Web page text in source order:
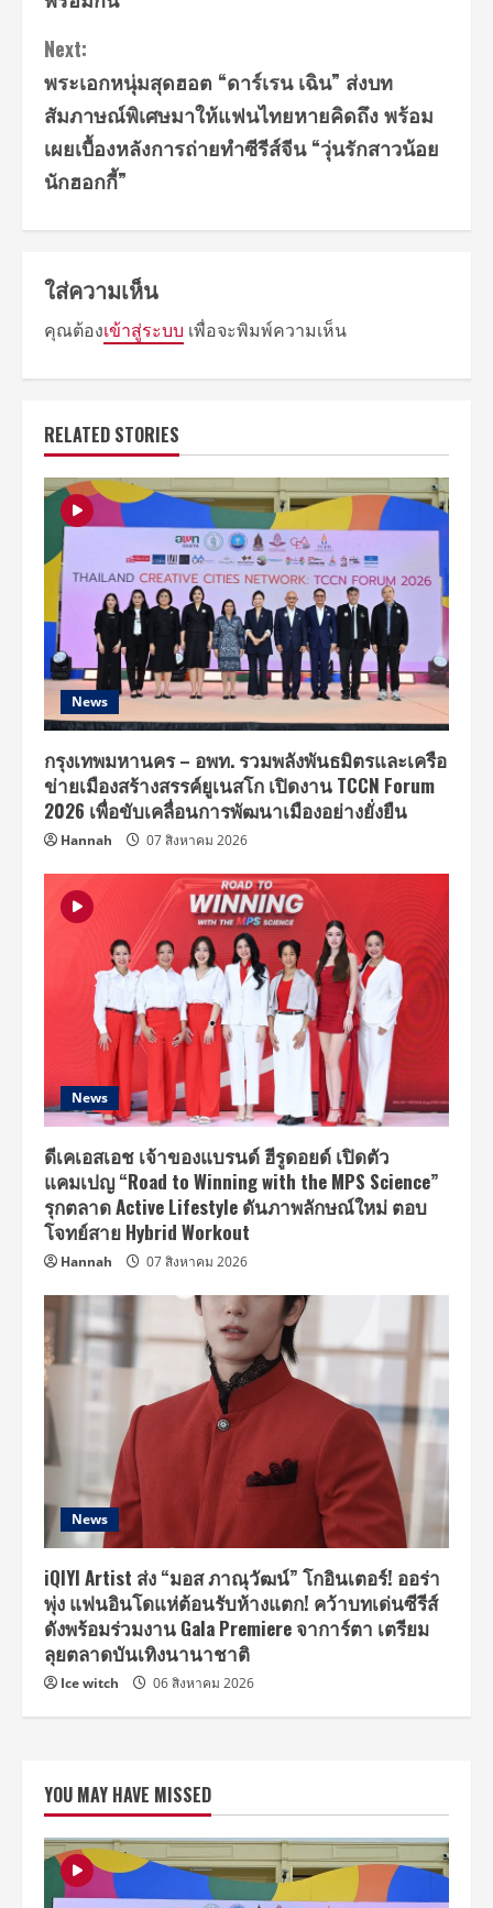
Next:
พระเอกหนุ่มสุดฮอต “ดาร์เรน เฉิน” ส่งบท
สัมภาษณ์พิเศษมาให้แฟนไทยหายคิดถึง พร้อม
เผยเบื้องหลังการถ่ายทำซีรีส์จีน “วุ่นรักสาวน้อย
นักฮอกกี้”
ใส่ความเห็น
คุณต้องเข้าสู่ระบบ เพื่อจะพิมพ์ความเห็น
RELATED STORIES
News
กรุงเทพมหานคร – อพท. รวมพลังพันธมิตรและเครือ
ข่ายเมืองสร้างสรรค์ยูเนสโก เปิดงาน TCCN Forum
2026 เพื่อขับเคลื่อนการพัฒนาเมืองอย่างยั่งยืน
Hannah 07 สิงหาคม 2026
News
ดีเคเอสเอช เจ้าของแบรนด์ ฮีรูดอยด์ เปิดตัว
แคมเปญ “Road to Winning with the MPS Science”
รุกตลาด Active Lifestyle ดันภาพลักษณ์ใหม่ ตอบ
โจทย์สาย Hybrid Workout
Hannah 07 สิงหาคม 2026
News
iQIYI Artist ส่ง “มอส ภาณุวัฒน์” โกอินเตอร์! ออร่า
พุ่ง แฟนอินโดแห่ต้อนรับห้างแตก! คว้าบทเด่นซีรีส์
ดังพร้อมร่วมงาน Gala Premiere จาการ์ตา เตรียม
ลุยตลาดบันเทิงนานาชาติ
Ice witch 06 สิงหาคม 2026
YOU MAY HAVE MISSED